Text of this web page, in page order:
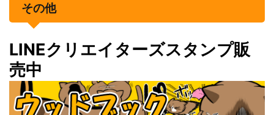
その他
LINEクリエイターズスタンプ販
売中